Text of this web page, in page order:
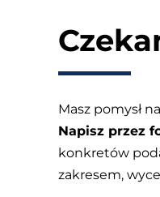
Masz pomysł
Napisz przez
konkretów
zakresem,